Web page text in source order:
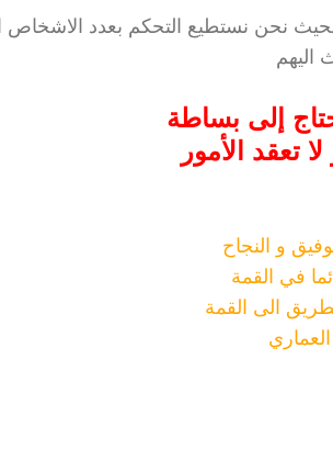
بحيث نحن نستطيع التحكم بعدد الاشخاص
اليهم
إلى بساطة
تعقد الأمور
و النجاح
في القمة
الى القمة